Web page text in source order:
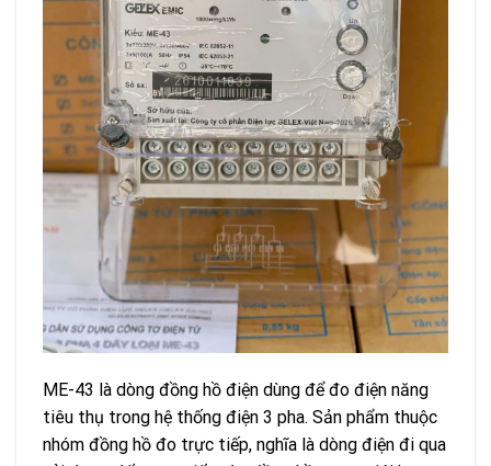
ME-43 là dòng đồng hồ điện dùng để đo điện năng
tiêu thụ trong hệ thống điện 3 pha. Sản phẩm thuộc
nhóm đồng hồ đo trực tiếp, nghĩa là dòng điện đi qua